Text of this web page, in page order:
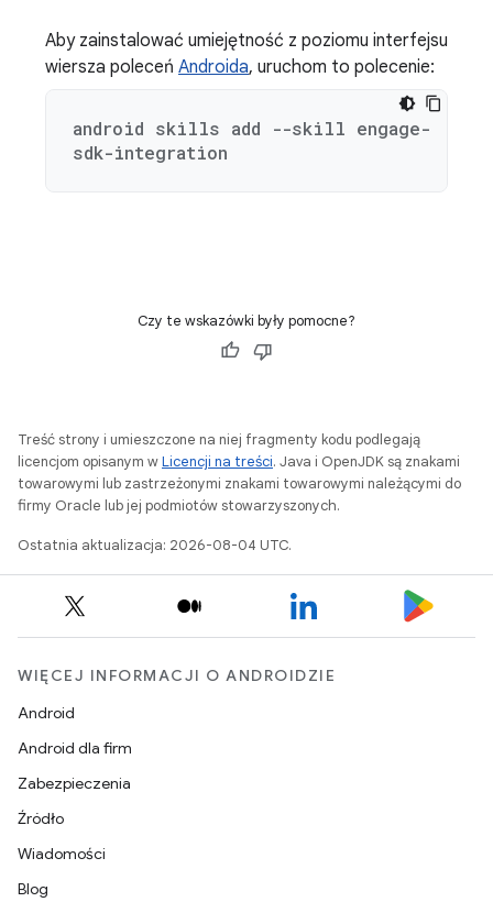
Aby zainstalować umiejętność z poziomu interfejsu
wiersza poleceń Androida, uruchom to polecenie:
android skills add --skill engage-
sdk-integration
Czy te wskazówki były pomocne?
Treść strony i umieszczone na niej fragmenty kodu podlegają
licencjom opisanym wLicencji na treści. Java i OpenJDK są znakami
towarowymi lub zastrzeżonymi znakami towarowymi należącymi do
firmy Oracle lub jej podmiotów stowarzyszonych.
Ostatnia aktualizacja: 2026-08-04 UTC.
WIĘCEJ INFORMACJI O ANDROIDZIE
Android
Android dla firm
Zabezpieczenia
Źródło
Wiadomości
Blog